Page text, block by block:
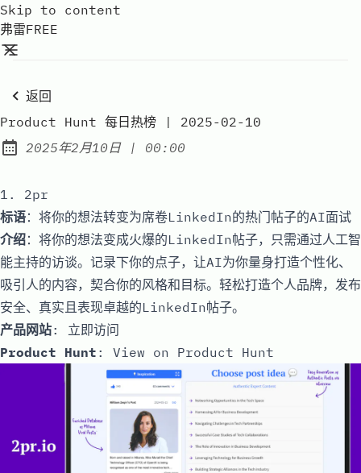
Skip to content
弗雷FREE
返回
Product Hunt 每日热榜 | 2025-02-10
Published:
2025年2月10日| at
00:00
1. 2pr
标语：将你的想法转变为席卷LinkedIn的热门帖子的AI面试
介绍：将你的想法变成火爆的LinkedIn帖子，只需通过人工智
能主持的访谈。记录下你的点子，让AI为你量身打造个性化、
吸引人的内容，契合你的风格和目标。轻松打造个人品牌，发布
安全、真实且表现卓越的LinkedIn帖子。
产品网站: 立即访问
Product Hunt : View on Product Hunt